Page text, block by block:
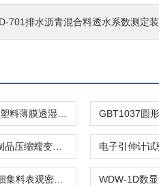
701排水沥青混合料透水系数测定装置试验仪